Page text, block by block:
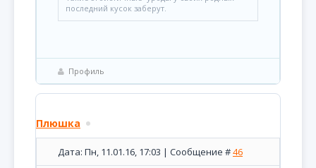
последний кусок заберут.
Профиль
Плюшка
Дата: Пн, 11.01.16, 17:03 | Сообщение #46